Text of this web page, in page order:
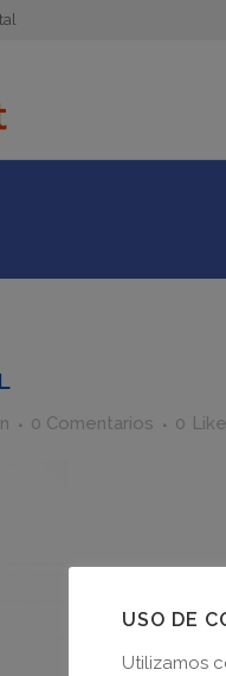
0 Comentarios 0
USO DE
Utilizamos